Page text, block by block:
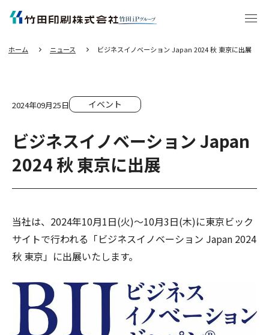
ホーム ニュース ビジネスイノベーション Japan 2024 秋 東京に出展
2024年09月25日 イベント
ビジネスイノベーション Japan
2024 秋 東京に出展
当社は、2024年10月1日(火)～10月3日(木)に東京ビック
サイトで行われる「ビジネスイノベーション Japan 2024
秋 東京」に出展いたします。